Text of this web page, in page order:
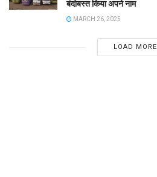
बंदोबस्त किया अपने नाम
MARCH 26, 2025
LOAD MORE